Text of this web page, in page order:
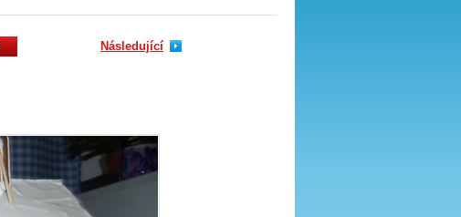
Následující